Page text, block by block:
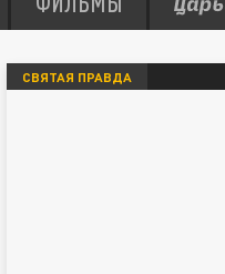
СВЯТАЯ ПРАВДА